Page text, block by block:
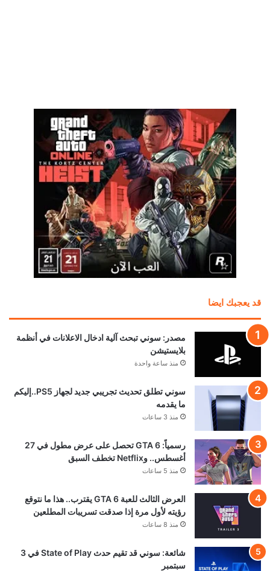
قد يعجبك ايضا
مصدر: سوني تبحث آلية ادخال الاعلانات في أنظمة
بلايستيشن
منذ ساعة واحدة
سوني تطلق تحديث تجريبي جديد لجهاز PS5..إليكم
ما يقدمه
منذ 3 ساعات
رسمياً: GTA 6 تحصل على عرض مطول في 27
أغسطس.. وNetflix تخطف السبق
منذ 5 ساعات
العرض الثالث للعبة GTA 6 يقترب.. هذا ما نتوقع
رؤيته لأول مرة إذا صدقت تسريبات المطلعين
منذ 8 ساعات
شائعة: سوني قد تقيم حدث State of Play في 3
سبتمبر